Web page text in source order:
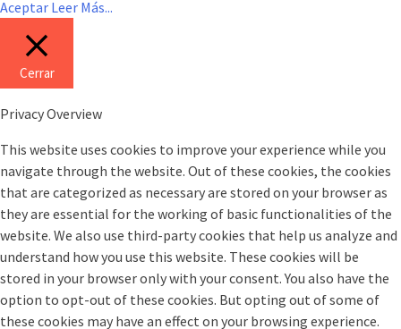
Aceptar Leer Más...
Cerrar
Privacy Overview
This website uses cookies to improve your experience while you
navigate through the website. Out of these cookies, the cookies
that are categorized as necessary are stored on your browser as
they are essential for the working of basic functionalities of the
website. We also use third-party cookies that help us analyze and
understand how you use this website. These cookies will be
stored in your browser only with your consent. You also have the
option to opt-out of these cookies. But opting out of some of
these cookies may have an effect on your browsing experience.